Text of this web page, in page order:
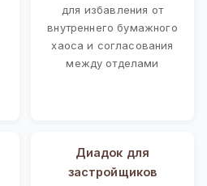
для избавления от
внутреннего бумажного
хаоса и согласования
между отделами
Диадок для
застройщиков